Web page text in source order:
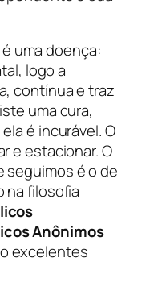
é uma doença:
logo a
contínua e traz
uma cura,
é incurável. O
e estacionar. O
seguimos é o de
na filosofia
Anônimos
excelentes